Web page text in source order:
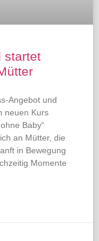
startet
Angebot und
neuen Kurs
Baby“
an Mütter, die
in Bewegung
Momente